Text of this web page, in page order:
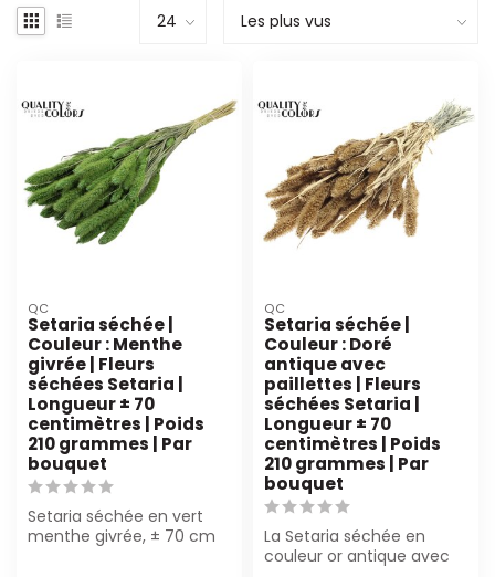
QC
Setaria séchée |
Couleur : Menthe
givrée | Fleurs
séchées Setaria |
Longueur ± 70
centimètres | Poids
210 grammes | Par
bouquet
Setaria séchée en vert
menthe givrée, ± 70 cm
QC
Setaria séchée |
Couleur : Doré
antique avec
paillettes | Fleurs
séchées Setaria |
Longueur ± 70
centimètres | Poids
210 grammes | Par
bouquet
La Setaria séchée en
couleur or antique avec